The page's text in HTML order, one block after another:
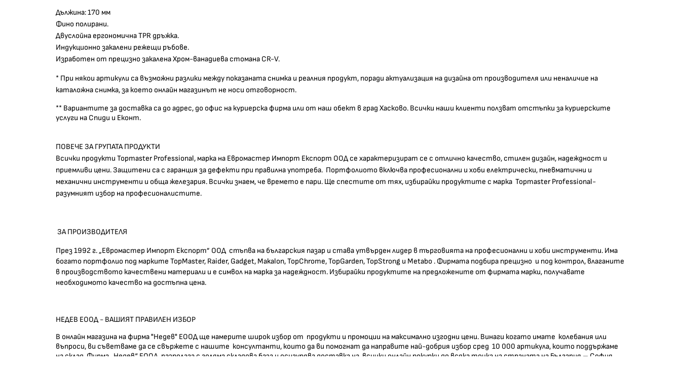
Дължина: 170 мм
Фино полирани.
Двуслойна ергономична TPR дръжка.
Индукционно закалени режещи ръбове.
Изработен от прецизно закалена Хром-ванадиева стомана CR-V.
* При някои артикули са възможни разлики между показаната снимка и реалния продукт, поради актуализация на дизайна от производителя или неналичие на
каталожна снимка, за което онлайн магазинът не носи отговорност.
** Вариантите за доставка са до адрес, до офис на куриерска фирма или от наш обект в град Хасково. Всички наши клиенти ползват отстъпки за куриерските
услуги на Спиди и Еконт.
ПОВЕЧЕ ЗА ГРУПАТА ПРОДУКТИ
Всички продукти Topmaster Professional, марка на Евромастер Импорт Експорт ООД се характеризират се с отлично качество, стилен дизайн, надеждност и
приемливи цени. Защитени са с гаранция за дефекти при правилна употреба. Портфолиото включва професионални и хоби електрически, пневматични и
механични инструменти и обща железария. Всички знаем, че времето е пари. Ще спестите от тях, избирайки продуктите с марка Topmaster Professional-
разумният избор на професионалистите.
ЗА ПРОИЗВОДИТЕЛЯ
През 1992 г. „Евромастер Импорт Експорт” ООД стъпва на българския пазар и става утвърден лидер в търговията на професионални и хоби инструменти. Има
богато портфолио под марките TopMaster, Raider, Gadget, Makalon, TopChrome, TopGarden, TopStrong и Metabo . Фирмата подбира прецизно и под контрол, влаганите
в производството качествени материали и е символ на марка за надеждност. Избирайки продуктите на предложените от фирмата марки, получавате
необходимото качество на достъпна цена.
НЕДЕВ ЕООД - ВАШИЯТ ПРАВИЛЕН ИЗБОР
В онлайн магазина на фирма "Недев" ЕООД ще намерите широк избор от продукти и промоции на максимално изгодни цени. Винаги когато имате колебания или
въпроси, ви съветваме да се свържете с нашите консултанти, които да ви помогнат да направите най-добрия избор сред 10 000 артикула, които поддържаме
на склад. Фирма „Недев“ ЕООД разполага с голяма складова база и осигурява доставка на всички онлайн покупки до всяка точка на страната на България – София,